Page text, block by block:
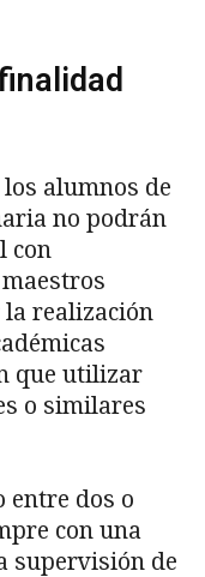
alumnos de
no podrán
con
realización
que utilizar
o similares
entre dos o
con una
supervisión de